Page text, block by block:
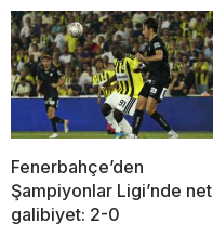
Fenerbahçe’den
Şampiyonlar Ligi’nde net
galibiyet: 2-0